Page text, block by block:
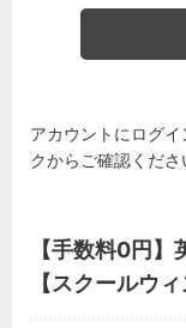
アカウントにログ
クからご確認くださ
【手数料0円
【スクールウィ